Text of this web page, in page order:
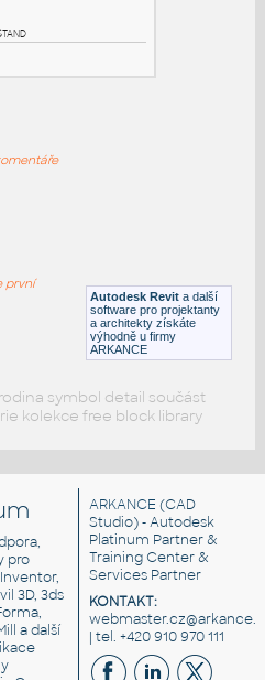
Jiné
předměty
Autodesk Revit a další
software pro projektanty
a architekty získáte
výhodně u firmy
ARKANCE
první
symbol detail součást
kolekce free block library
pro
3D, 3ds
a další
ARKANCE (CAD
Studio) - Autodesk
Platinum Partner &
Training Center &
Services Partner
KONTAKT:
| tel. +420 910 970 111